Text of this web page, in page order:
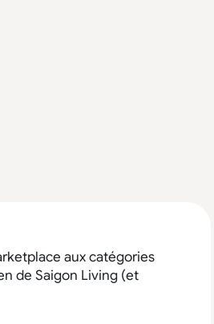
aux catégories
de Saigon Living (et